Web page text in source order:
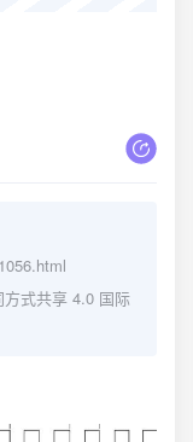
式共享 4.0 国际